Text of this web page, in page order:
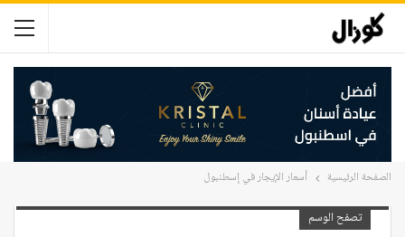
الصفحة الرئيسية أسعار الإيجار في إسطنبول
تصفح الوسم